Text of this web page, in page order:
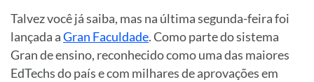
Talvez você já saiba, mas na última segunda-feira foi
lançada aGran Faculdade. Como parte do sistema
Gran de ensino, reconhecido como uma das maiores
EdTechs do país e com milhares de aprovações em